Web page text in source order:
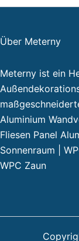
Über Meterny
Meterny ist ein
Aluminium
Fliesen Panel
Sonnenraum |
WPC Zaun